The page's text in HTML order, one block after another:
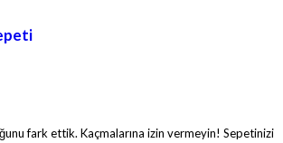
fark ettik. Kaçmalarına izin vermeyin! Sepetinizi